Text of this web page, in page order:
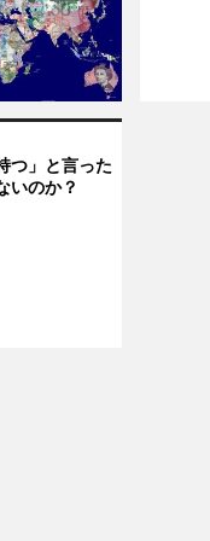
つ」と言った
いのか？